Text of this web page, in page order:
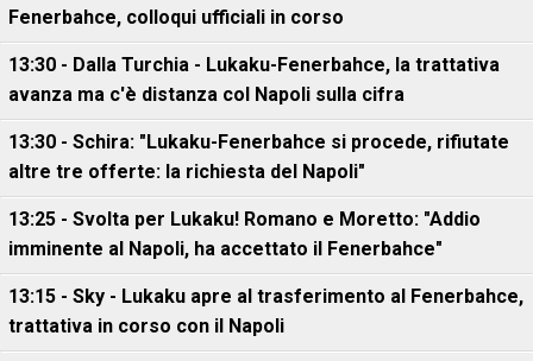
Fenerbahce, colloqui ufficiali in corso
13:30 - Dalla Turchia - Lukaku-Fenerbahce, la trattativa
avanza ma c'è distanza col Napoli sulla cifra
13:30 - Schira: "Lukaku-Fenerbahce si procede, rifiutate
altre tre offerte: la richiesta del Napoli"
13:25 - Svolta per Lukaku! Romano e Moretto: "Addio
imminente al Napoli, ha accettato il Fenerbahce"
13:15 - Sky - Lukaku apre al trasferimento al Fenerbahce,
trattativa in corso con il Napoli